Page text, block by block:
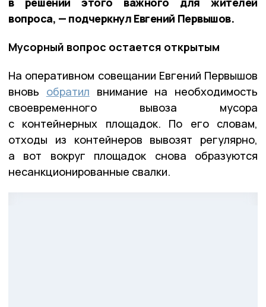
вопроса, — подчеркнул Евгений Первышов.
Мусорный вопрос остается открытым
На оперативном совещании Евгений Первышов
вновь обратил внимание на необходимость
своевременного вывоза мусора
с контейнерных площадок. По его словам,
отходы из контейнеров вывозят регулярно,
а вот вокруг площадок снова образуются
несанкционированные свалки.